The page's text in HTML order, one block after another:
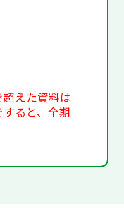
えた資料は
すると、全期